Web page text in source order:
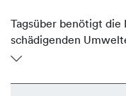
Tagsüber benötigt die
schädigenden
Feuchtigkeitsverlust
Hautbedürfnis ein